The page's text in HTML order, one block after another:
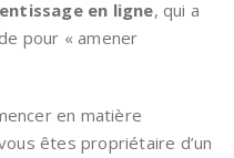
en ligne, qui a
pour « amener
en matière
êtes propriétaire d’un